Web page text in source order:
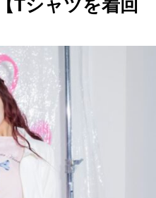
Tシャツを着回